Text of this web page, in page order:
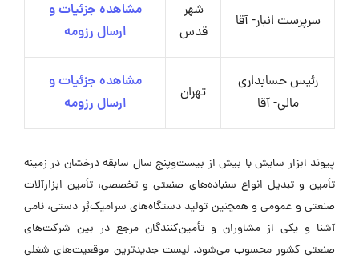
سرپرست انبار- آقا
شهر
قدس
مشاهده جزئیات و
ارسال رزومه
رئیس حسابداری
مالی- آقا
تهران
مشاهده جزئیات و
ارسال رزومه
پیوند ابزار سایش با بیش از بیست‌وپنج سال سابقه درخشان در زمینه
تأمین و تبدیل انواع سنباده‌های صنعتی و تخصصی، تأمین ابزارآلات
صنعتی و عمومی و همچنین تولید دستگاه‌های سرامیک‌بُر دستی، نامی
آشنا و یکی از مشاوران و تأمین‌کنندگان مرجع در بین شرکت‌های
صنعتی کشور محسوب می‌شود. لیست جدیدترین موقعیت‌های شغلی